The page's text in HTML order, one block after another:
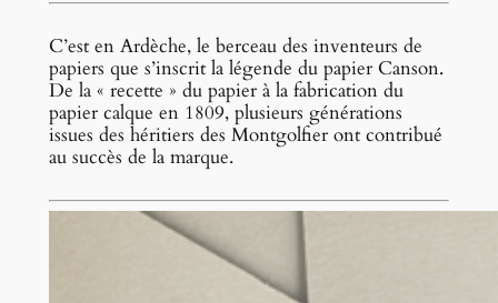
C’est en Ardèche, le berceau des inventeurs de
papiers que s’inscrit la légende du papier Canson.
De la « recette » du papier à la fabrication du
papier calque en 1809, plusieurs générations
issues des héritiers des Montgolfier ont contribué
au succès de la marque.